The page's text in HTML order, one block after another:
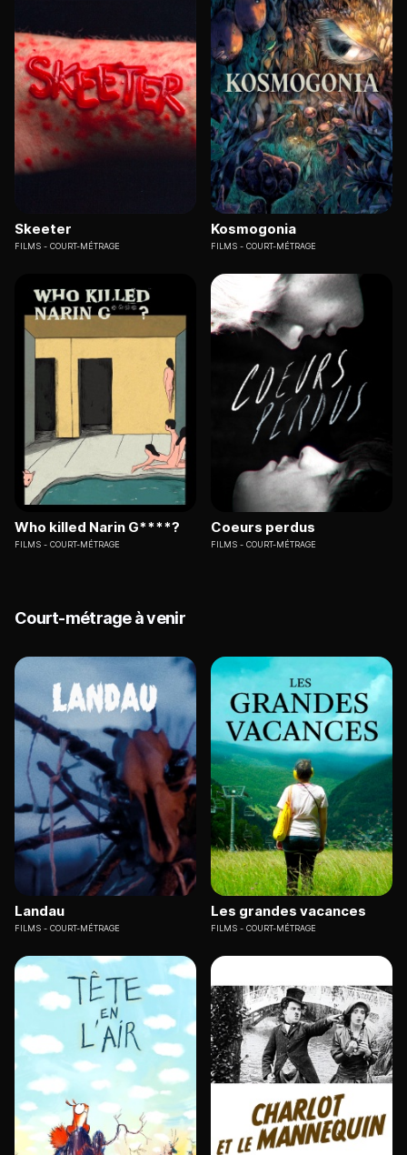
Skeeter
FILMS COURT-MÉTRAGE
Kosmogonia
FILMS COURT-MÉTRAGE
Who killed Narin G****?
FILMS COURT-MÉTRAGE
Coeurs perdus
FILMS COURT-MÉTRAGE
Court-métrage à venir
Landau
FILMS COURT-MÉTRAGE
Les grandes vacances
FILMS COURT-MÉTRAGE